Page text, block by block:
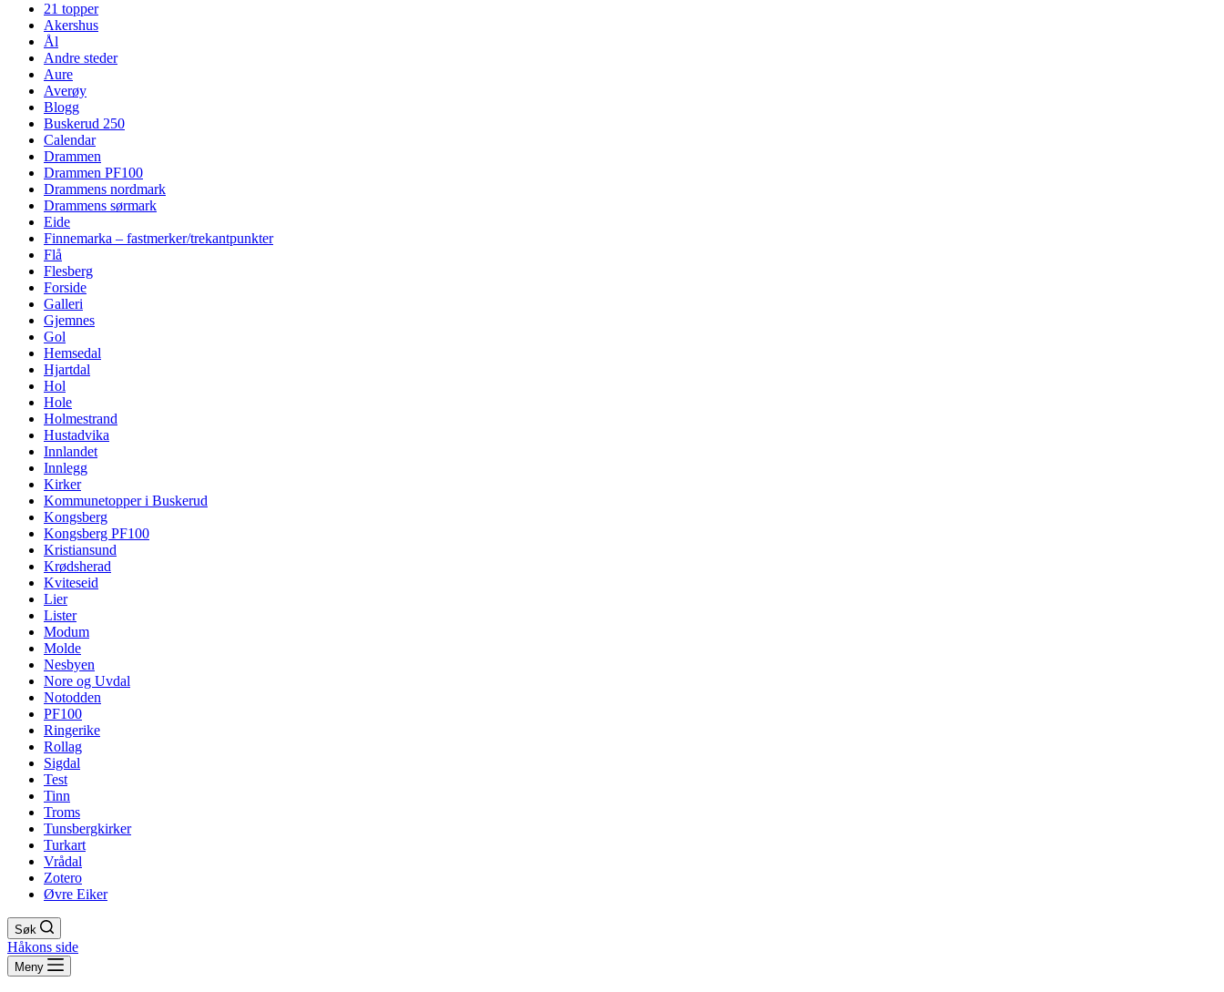
21 topper
Akershus
Ål
Andre steder
Aure
Averøy
Blogg
Buskerud 250
Calendar
Drammen
Drammen PF100
Drammens nordmark
Drammens sørmark
Eide
Finnemarka – fastmerker/trekantpunkter
Flå
Flesberg
Forside
Galleri
Gjemnes
Gol
Hemsedal
Hjartdal
Hol
Hole
Holmestrand
Hustadvika
Innlandet
Innlegg
Kirker
Kommunetopper i Buskerud
Kongsberg
Kongsberg PF100
Kristiansund
Krødsherad
Kviteseid
Lier
Lister
Modum
Molde
Nesbyen
Nore og Uvdal
Notodden
PF100
Ringerike
Rollag
Sigdal
Test
Tinn
Troms
Tunsbergkirker
Turkart
Vrådal
Zotero
Øvre Eiker
Søk
Håkons side
Meny